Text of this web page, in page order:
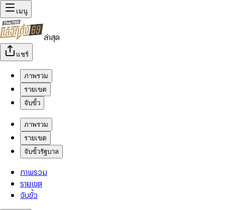
เมนู
ล่าสุด
แชร์
ภาพรวม
รายเขต
จับขั้ว
ภาพรวม
รายเขต
จับขั้วรัฐบาล
ภาพรวม
รายเขต
จับขั้ว